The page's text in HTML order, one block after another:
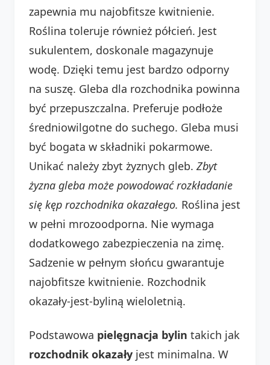
zapewnia mu najobfitsze kwitnienie.
Roślina toleruje również półcień. Jest
sukulentem, doskonale magazynuje
wodę. Dzięki temu jest bardzo odporny
na suszę. Gleba dla rozchodnika powinna
być przepuszczalna. Preferuje podłoże
średniowilgotne do suchego. Gleba musi
być bogata w składniki pokarmowe.
Unikać należy zbyt żyznych gleb. Zbyt
żyzna gleba może powodować rozkładanie
się kęp rozchodnika okazałego. Roślina jest
w pełni mrozoodporna. Nie wymaga
dodatkowego zabezpieczenia na zimę.
Sadzenie w pełnym słońcu gwarantuje
najobfitsze kwitnienie. Rozchodnik
okazały-jest-byliną wieloletnią.
Podstawowa pielęgnacja bylin takich jak
rozchodnik okazały jest minimalna. W